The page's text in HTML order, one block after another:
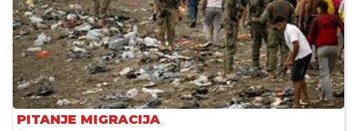
PITANJE MIGRACIJA